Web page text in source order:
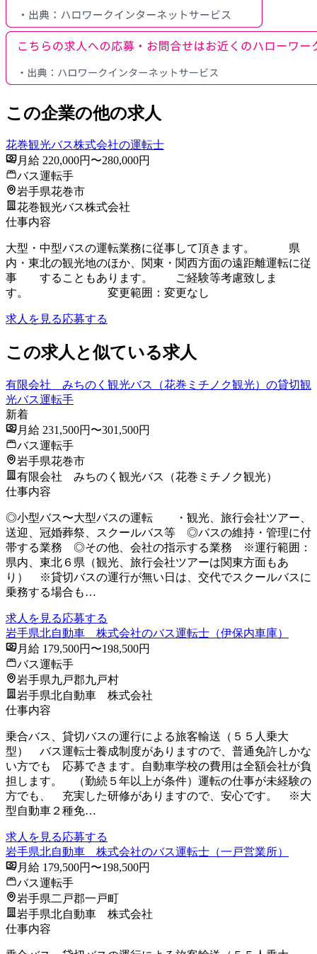
この企業の他の求人
花巻観光バス株式会社の運転士
月給 220,000円〜280,000円
バス運転手
岩手県花巻市
花巻観光バス株式会社
仕事内容
大型・中型バスの運転業務に従事して頂きます。 県
内・東北の観光地のほか、関東・関西方面の遠距離運転に従
事 することもあります。 ご経験等考慮致しま
す。 変更範囲：変更なし
求人を見る応募する
この求人と似ている求人
有限会社 みちのく観光バス（花巻ミチノク観光）の貸切観
光バス運転手
新着
月給 231,500円〜301,500円
バス運転手
岩手県花巻市
有限会社 みちのく観光バス（花巻ミチノク観光）
仕事内容
◎小型バス〜大型バスの運転 ・観光、旅行会社ツアー、
送迎、冠婚葬祭、スクールバス等 ◎バスの維持・管理に付
帯する業務 ◎その他、会社の指示する業務 ※運行範囲：
県内、東北６県（観光、旅行会社ツアーは関東方面もあ
り） ※貸切バスの運行が無い日は、交代でスクールバスに
乗務する場合も…
求人を見る応募する
岩手県北自動車 株式会社のバス運転士（伊保内車庫）
月給 179,500円〜198,500円
バス運転手
岩手県九戸郡九戸村
岩手県北自動車 株式会社
仕事内容
乗合バス、貸切バスの運行による旅客輸送（５５人乗大
型） バス運転士養成制度がありますので、普通免許しかな
い方でも 応募できます。自動車学校の費用は全額会社が負
担します。 （勤続５年以上が条件）運転の仕事が未経験の
方でも、 充実した研修がありますので、安心です。 ※大
型自動車２種免…
求人を見る応募する
岩手県北自動車 株式会社のバス運転士（一戸営業所）
月給 179,500円〜198,500円
バス運転手
岩手県二戸郡一戸町
岩手県北自動車 株式会社
仕事内容